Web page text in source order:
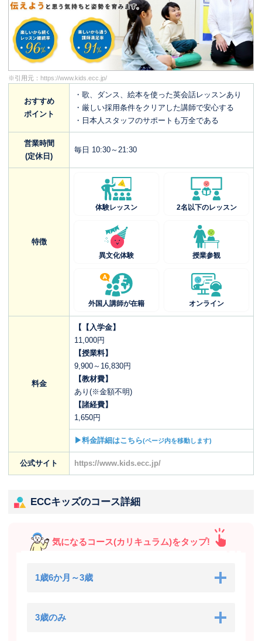
※引用元： https://www.kids.ecc.jp/
おすすめ
ポイント
・歌、ダンス、絵本を使った英会話レッスンあり
・厳しい採用条件をクリアした講師で安心する
・日本人スタッフのサポートも万全である
営業時間
(定休日)
毎日 10:30～21:30
特徴
体験レッスン 2名以下のレッスン
異文化体験 授業参観
外国人講師が在籍 オンライン
料金
【【入学金】
11,000円
【授業料】
9,900～16,830円
【教材費】
あり(※金額不明)
【諸経費】
1,650円
▶料金詳細はこちら(ページ内を移動します)
公式サイト https://www.kids.ecc.jp/
ECCキッズのコース詳細
気になるコース(カリキュラム)をタップ!
1歳6か月～3歳
3歳のみ